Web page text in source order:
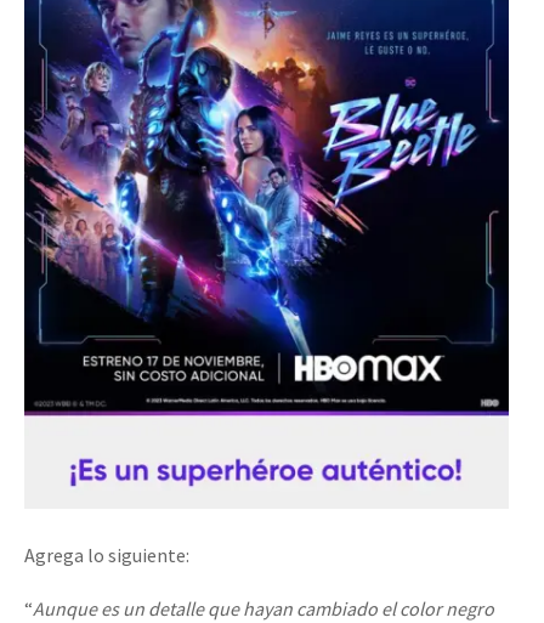
Fotorreportaje
Video
Otras secciones
Semillero Guerra contra la Humanidad. (Las poblaciones y
la naturaleza bajo asedio)
Libros para descargar
Medios Libres
COVID-19
[25 abr – CDMX] Tokín por el CNI: 30 años de Resistencia y
Agrega lo siguiente:
“Aunque es un detalle que hayan cambiado el color negro